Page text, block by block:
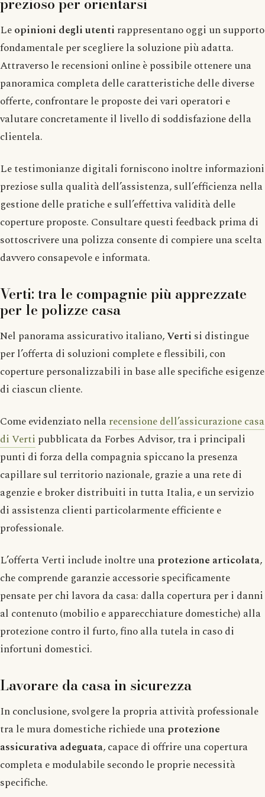
Leopinioni degli utenti rappresentano oggi un supporto
fondamentale per scegliere la soluzione più adatta.
Attraverso le recensioni online è possibile ottenere una
panoramica completa delle caratteristiche delle diverse
offerte, confrontare le proposte dei vari operatori e
valutare concretamente il livello di soddisfazione della
clientela.
Le testimonianze digitali forniscono inoltre informazioni
preziose sulla qualità dell’assistenza, sull’efficienza nella
gestione delle pratiche e sull’effettiva validità delle
coperture proposte. Consultare questi feedback prima di
sottoscrivere una polizza consente di compiere una scelta
davvero consapevole e informata.
Verti: tra le compagnie più apprezzate
per le polizze casa
Nel panorama assicurativo italiano,Verti si distingue
per l’offerta di soluzioni complete e flessibili, con
coperture personalizzabili in base alle specifiche esigenze
di ciascun cliente.
Come evidenziato nellarecensione dell’assicurazione casa
di Verti pubblicata da Forbes Advisor, tra i principali
punti di forza della compagnia spiccano la presenza
capillare sul territorio nazionale, grazie a una rete di
agenzie e broker distribuiti in tutta Italia, e un servizio
di assistenza clienti particolarmente efficiente e
professionale.
L’offerta Verti include inoltre unaprotezione articolata,
che comprende garanzie accessorie specificamente
pensate per chi lavora da casa: dalla copertura per i danni
al contenuto (mobilio e apparecchiature domestiche) alla
protezione contro il furto, fino alla tutela in caso di
infortuni domestici.
Lavorare da casa in sicurezza
In conclusione, svolgere la propria attività professionale
tra le mura domestiche richiede unaprotezione
assicurativa adeguata, capace di offrire una copertura
completa e modulabile secondo le proprie necessità
specifiche.